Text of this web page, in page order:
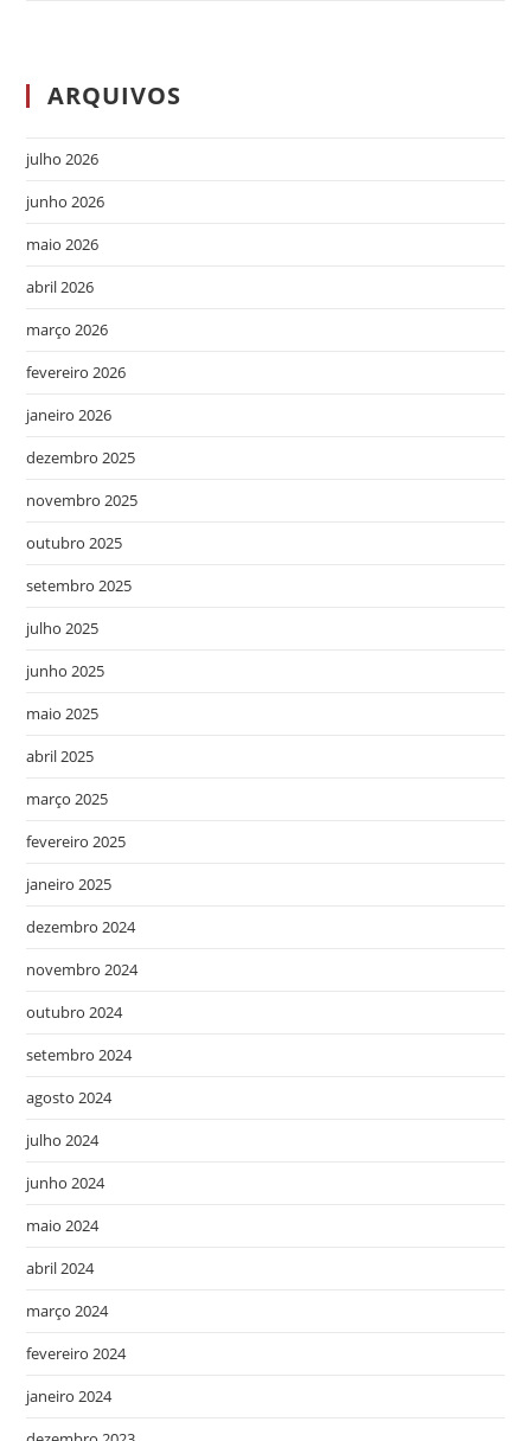
ARQUIVOS
julho 2026
junho 2026
maio 2026
abril 2026
março 2026
fevereiro 2026
janeiro 2026
dezembro 2025
novembro 2025
outubro 2025
setembro 2025
julho 2025
junho 2025
maio 2025
abril 2025
março 2025
fevereiro 2025
janeiro 2025
dezembro 2024
novembro 2024
outubro 2024
setembro 2024
agosto 2024
julho 2024
junho 2024
maio 2024
abril 2024
março 2024
fevereiro 2024
janeiro 2024